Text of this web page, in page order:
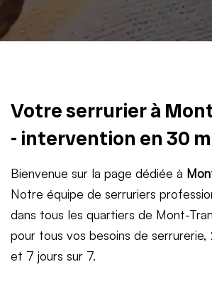
Votre serrurier à
- intervention en 30
Bienvenue sur la page dédiée à
Notre équipe de serruriers
dans tous les quartiers de Mont-
pour tous vos besoins de
et 7 jours sur 7.